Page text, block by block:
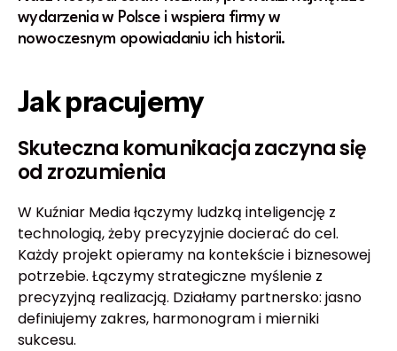
wydarzenia w Polsce i wspiera firmy w
nowoczesnym opowiadaniu ich historii.
Jak pracujemy
Skuteczna komunikacja zaczyna się
od zrozumienia
W Kuźniar Media łączymy ludzką inteligencję z
technologią, żeby precyzyjnie docierać do cel.
Każdy projekt opieramy na kontekście i biznesowej
potrzebie. Łączymy strategiczne myślenie z
precyzyjną realizacją. Działamy partnersko: jasno
definiujemy zakres, harmonogram i mierniki
sukcesu.